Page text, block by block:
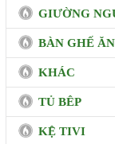
GIƯỜNG
BÀN GHẾ ĂN
KHÁC
TỦ BÊP
KỆ TIVI